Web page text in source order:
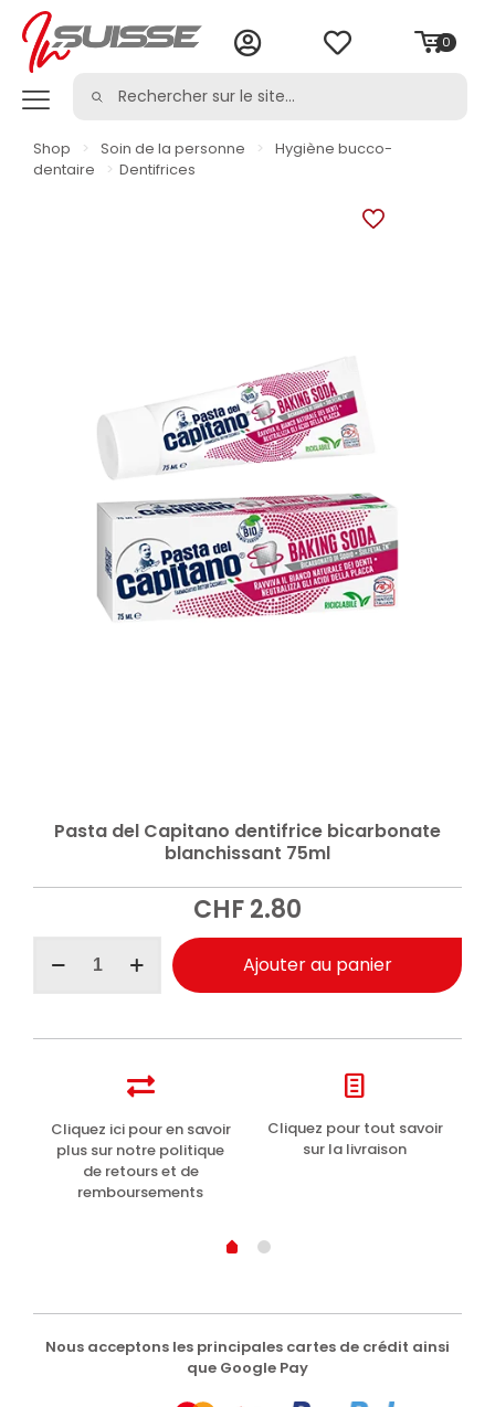
0
Shop > Soin de la personne >
Hygiène bucco-
dentaire
> Dentifrices
Pasta del Capitano dentifrice bicarbonate
blanchissant 75ml
CHF2.80
Ajouter au panier
Cliquez ici pour en savoir
plus sur notre politique
de retours et de
remboursements
Cliquez pour tout savoir
sur la livraison
Nous acceptons les principales cartes de crédit ainsi
que Google Pay